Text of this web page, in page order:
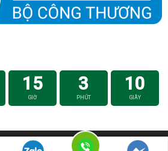
15
GIỜ
3
PHÚT
8
GIÂY
Hotline: 0979.008.746